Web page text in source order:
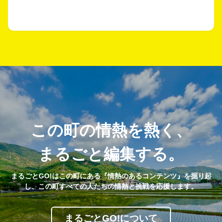
この町の情熱を熱く、
まるごと編集する。
まるごとGO!はこの町にある『情熱のあるコンテンツ』を掘り起
し、この町すべての人たちの情熱と挑戦を応援します。
まるごとGO!について